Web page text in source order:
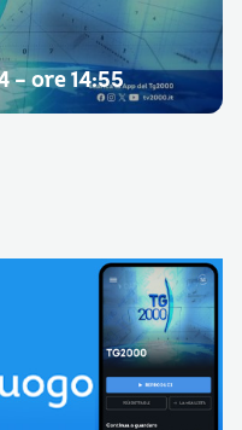
– ore 14:55